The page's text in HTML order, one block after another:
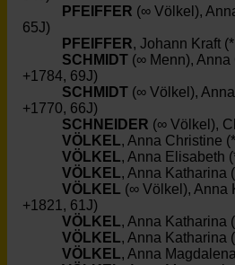
PFEIFFER (∞ Völkel),
65J)
PFEIFFER, Johann Kraft
SCHMIDT (∞ Menn),
+1784, 69J)
SCHMIDT (∞ Völkel),
+1770, 66J)
SCHNEIDER (∞ Völkel),
VÖLKEL, Anna Christine
VÖLKEL, Anna Elisabeth
VÖLKEL, Anna Katharina
VÖLKEL (∞ Völkel), Anna
+1821, 61J)
VÖLKEL, Anna Katharina
VÖLKEL, Anna Katharina
VÖLKEL, Anna